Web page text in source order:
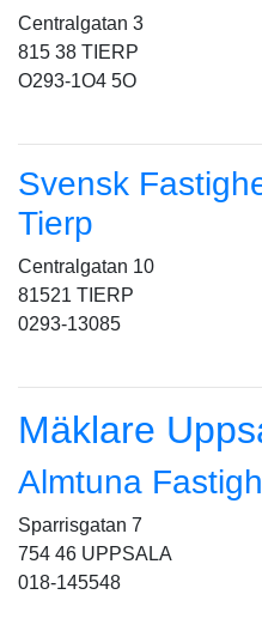
Centralgatan 3
815 38 TIERP
O293-1O4 5O
Svensk
Tierp
Centralgatan 10
81521 TIERP
0293-13085
Mäklare
Almtuna
Sparrisgatan 7
754 46 UPPSALA
018-145548